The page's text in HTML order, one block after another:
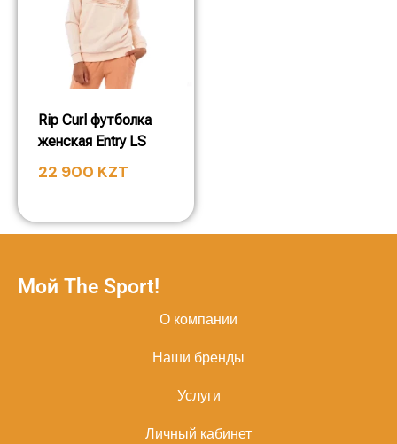
Rip Curl футболка
женская Entry LS
22 900 KZT
Мой The Sport!
О компании
Наши бренды
Услуги
Личный кабинет